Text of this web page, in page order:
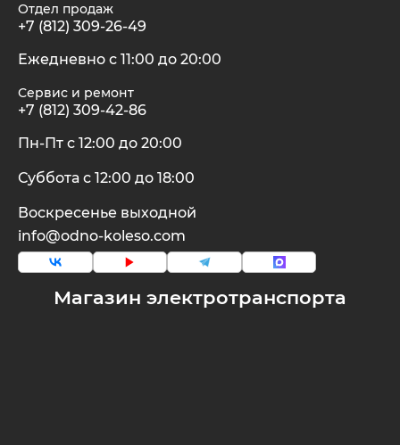
Магазин электротранспорта
Отдел продаж
+7 (812) 309-26-49
Ежедневно с 11:00 до 20:00
Сервис и ремонт
+7 (812) 309-42-86
Пн-Пт с 12:00 до 20:00
Суббота с 12:00 до 18:00
Воскресенье выходной
info@odno-koleso.com